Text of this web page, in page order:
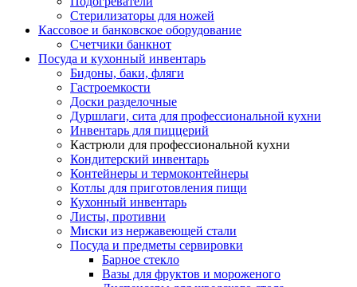
Стерилизаторы для ножей
Кассовое и банковское оборудование
Счетчики банкнот
Посуда и кухонный инвентарь
Бидоны, баки, фляги
Гастроемкости
Доски разделочные
Дуршлаги, сита для профессиональной кухни
Инвентарь для пиццерий
Кастрюли для профессиональной кухни
Кондитерский инвентарь
Контейнеры и термоконтейнеры
Котлы для приготовления пищи
Кухонный инвентарь
Листы, противни
Миски из нержавеющей стали
Посуда и предметы сервировки
Барное стекло
Вазы для фруктов и мороженого